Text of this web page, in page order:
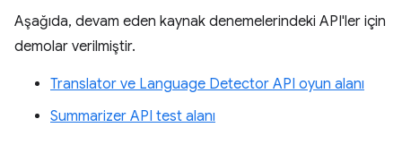
Aşağıda, devam eden kaynak denemelerindeki API'ler için
demolar verilmiştir.
Translator ve Language Detector API oyun alanı
Summarizer API test alanı